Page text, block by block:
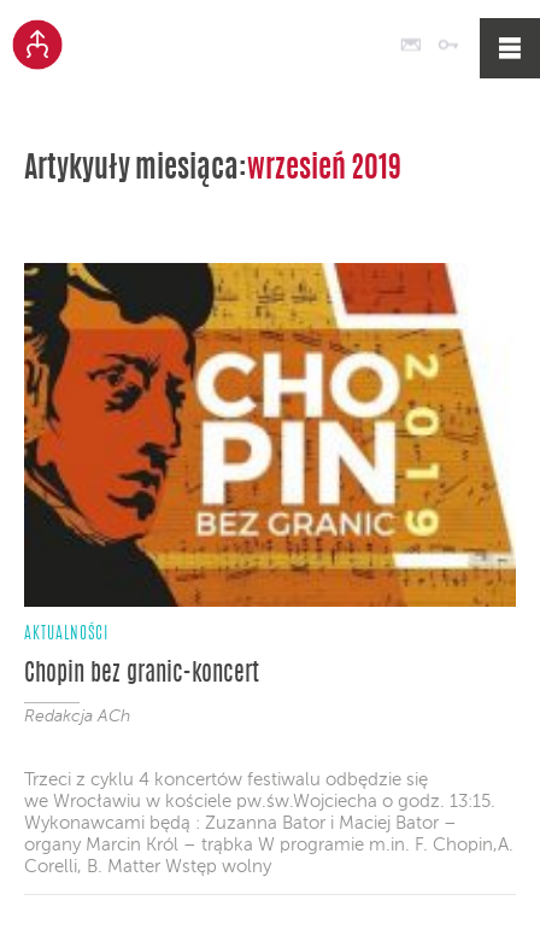
Poczta
Artykyuły miesiąca:wrzesień 2019
AKTUALNOŚCI
Chopin bez granic-koncert
Redakcja ACh
Trzeci z cyklu 4 koncertów festiwalu odbędzie się
we Wrocławiu w kościele pw.św.Wojciecha o godz. 13:15.
Wykonawcami będą : Zuzanna Bator i Maciej Bator –
organy Marcin Król – trąbka W programie m.in. F. Chopin,A.
Corelli, B. Matter Wstęp wolny